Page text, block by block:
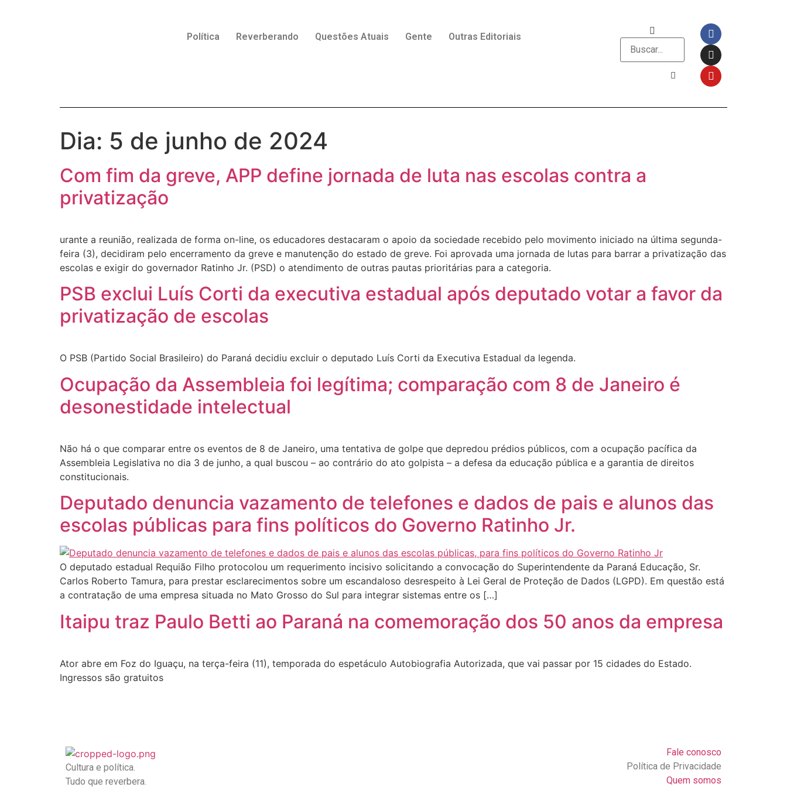
Política Reverberando Questões Atuais Gente Outras Editoriais
Dia: 5 de junho de 2024
Com fim da greve, APP define jornada de luta nas escolas contra a
privatização
urante a reunião, realizada de forma on-line, os educadores destacaram o apoio da sociedade recebido pelo movimento iniciado na última segunda-
feira (3), decidiram pelo encerramento da greve e manutenção do estado de greve. Foi aprovada uma jornada de lutas para barrar a privatização das
escolas e exigir do governador Ratinho Jr. (PSD) o atendimento de outras pautas prioritárias para a categoria.
PSB exclui Luís Corti da executiva estadual após deputado votar a favor da
privatização de escolas
O PSB (Partido Social Brasileiro) do Paraná decidiu excluir o deputado Luís Corti da Executiva Estadual da legenda.
Ocupação da Assembleia foi legítima; comparação com 8 de Janeiro é
desonestidade intelectual
Não há o que comparar entre os eventos de 8 de Janeiro, uma tentativa de golpe que depredou prédios públicos, com a ocupação pacífica da
Assembleia Legislativa no dia 3 de junho, a qual buscou – ao contrário do ato golpista – a defesa da educação pública e a garantia de direitos
constitucionais.
Deputado denuncia vazamento de telefones e dados de pais e alunos das
escolas públicas para fins políticos do Governo Ratinho Jr.
O deputado estadual Requião Filho protocolou um requerimento incisivo solicitando a convocação do Superintendente da Paraná Educação, Sr.
Carlos Roberto Tamura, para prestar esclarecimentos sobre um escandaloso desrespeito à Lei Geral de Proteção de Dados (LGPD). Em questão está
a contratação de uma empresa situada no Mato Grosso do Sul para integrar sistemas entre os […]
Itaipu traz Paulo Betti ao Paraná na comemoração dos 50 anos da empresa
Ator abre em Foz do Iguaçu, na terça-feira (11), temporada do espetáculo Autobiografia Autorizada, que vai passar por 15 cidades do Estado.
Ingressos são gratuitos
Cultura e política.
Tudo que reverbera.
Fale conosco
Política de Privacidade
Quem somos